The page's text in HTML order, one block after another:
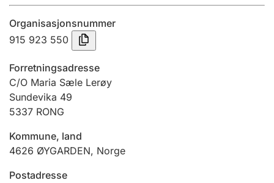
Innsending og forsinkelsesgebyr
Tinglysing
Jeger
Betaling og jegeravgiftskort
Ektepaktveileder
Organisasjonsnummer
915 923 550
Forretningsadresse
C/O Maria Sæle Lerøy
Sundevika 49
5337 RONG
Kommune, land
4626 ØYGARDEN, Norge
Postadresse